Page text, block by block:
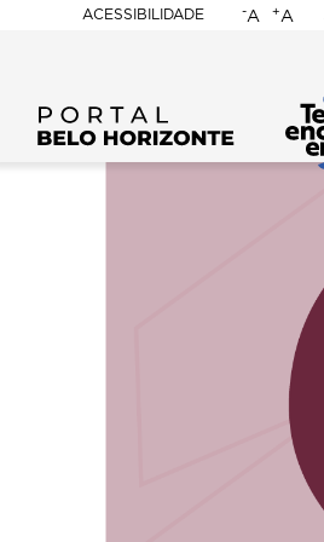
ACESSIBILIDADE
BELO
-A +A